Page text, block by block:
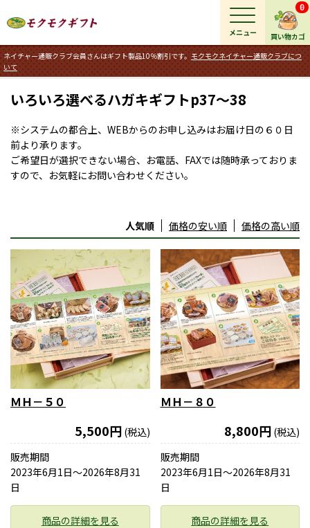
買い物カゴ
0
ネイチャー通販クラブ会員さんはギフト製品10％割引です。 モクモクネイチャー通販クラブにつ
いて
メニュー
いろいろ選べるハガキギフトp37～38
※システムの都合上、WEBからのお申し込みはお届け日の６０日
前より承ります。
ご希望日が選択できない場合、お電話、FAXでは随時承っておりま
すので、お気軽にお問い合わせください。
人気順 価格の安い順 価格の高い順
ＭＨ－５０
5,500円 (税込)
販売期間
2023年6月1日〜2026年8月31
日
商品の詳細を見る
ＭＨ－８０
8,800円 (税込)
販売期間
2023年6月1日〜2026年8月31
日
商品の詳細を見る